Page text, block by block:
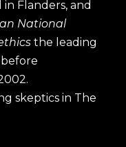
Flanders, and
National
the leading
skeptics in The